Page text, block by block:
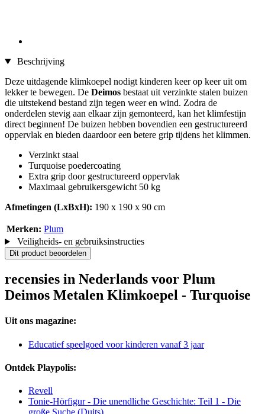
Beschrijving
Deze uitdagende klimkoepel nodigt kinderen keer op keer uit om
lekker te bewegen. De Deimos bestaat uit verzinkte stalen buizen
die uitstekend bestand zijn tegen weer en wind. Zodra de
onderdelen stevig aan elkaar zijn gemonteerd, kan het klimfestijn
direct beginnen! De buizen hebben bovendien een gestructureerd
oppervlak en bieden daardoor een betere grip tijdens het klimmen.
Verzinkt staal
Turquoise poedercoating
Extra grip door gestructureerd oppervlak
Maximaal gebruikersgewicht 50 kg
Afmetingen (LxBxH): 190 x 190 x 90 cm
Merken: Plum
Veiligheids- en gebruiksinstructies
Dit product beoordelen
recensies in Nederlands voor Plum
Deimos Metalen Klimkoepel - Turquoise
Uit ons magazine:
Educatief speelgoed voor kinderen vanaf 3 jaar
Ontdek Playpolis:
Revell
Tonie-Hörfigur - Die unendliche Geschichte: Teil 1 - Die